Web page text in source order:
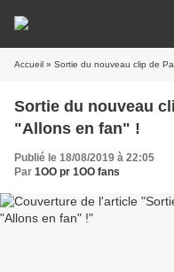
Accueil » Sortie du nouveau clip de
Sortie du nouveau
"Allons en fan" !
Publié le 18/08/2019 à 22:05
Par 1OO pr 1OO fans